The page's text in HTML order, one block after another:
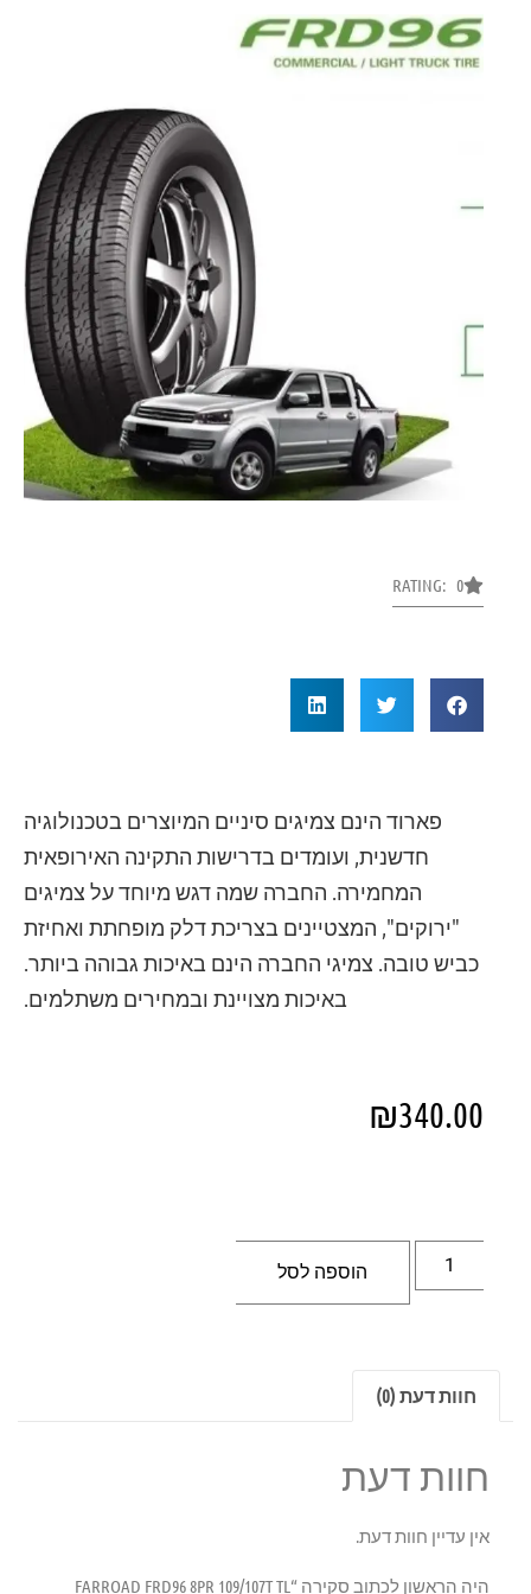
RATING: 0
פארוד הינם צמיגים סיניים המיוצרים בטכנולוגיה
חדשנית, ועומדים בדרישות התקינה האירופאית
המחמירה. החברה שמה דגש מיוחד על צמיגים
"ירוקים", המצטיינים בצריכת דלק מופחתת ואחיזת
כביש טובה. צמיגי החברה הינם באיכות גבוהה ביותר.
באיכות מצויינת ובמחירים משתלמים.
₪340.00
הוספה לסל
חוות דעת (0)
חוות דעת
אין עדיין חוות דעת.
היה הראשון לכתוב סקירה “FARROAD FRD96 8PR 109/107T TL